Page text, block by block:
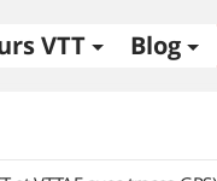
VTT Blog